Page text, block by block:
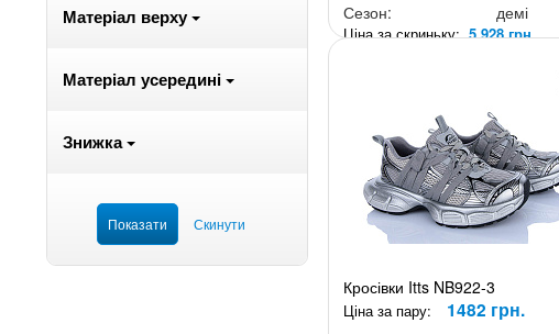
Матеріал верху
Матеріал усередині
Знижка
Сезон:
демі
Ціна за скриньку:5 928 грн.
Кросівки Itts NB922-3
Ціна за пару: 1482 грн.